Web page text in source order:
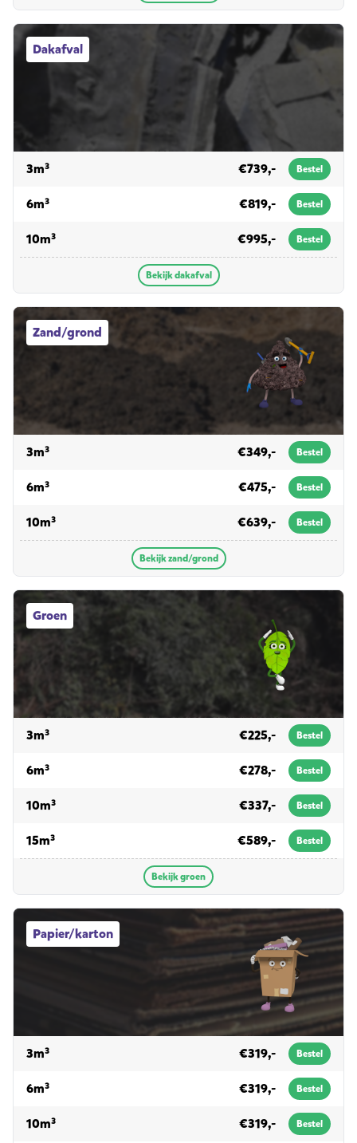
Dakafval
Dakafval afvalcontainers
3m³voor dakafval €739,- Bestel
6m³voor dakafval €819,- Bestel
10m³voor dakafval €995,- Bestel
Bekijk dakafval
Zand/grond
Zand/grond afvalcontainers
3m³voor zand/grond €349,- Bestel
6m³voor zand/grond €475,- Bestel
10m³voor zand/grond €639,- Bestel
Bekijk zand/grond
Groen
Groen afvalcontainers
3m³voor groen €225,- Bestel
6m³voor groen €278,- Bestel
10m³voor groen €337,- Bestel
15m³voor groen €589,- Bestel
Bekijk groen
Papier/karton
Papier/karton afvalcontainers
3m³voor papier/karton €319,- Bestel
6m³voor papier/karton €319,- Bestel
10m³voor papier/karton €319,- Bestel